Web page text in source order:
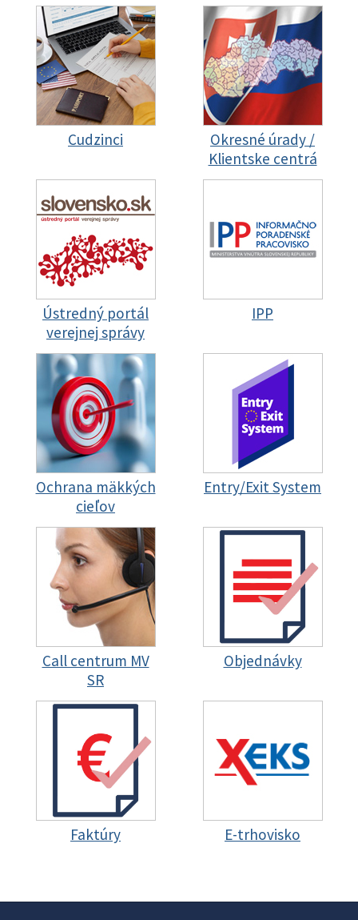
Cudzinci
Okresné úrady /
Klientske centrá
Ústredný portál
verejnej správy
IPP
Ochrana mäkkých
cieľov
Entry/Exit System
Call centrum MV
SR
Objednávky
Faktúry E-trhovisko